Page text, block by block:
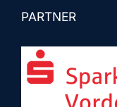
PARTNER